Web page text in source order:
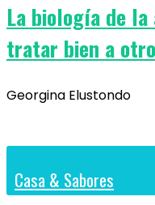
La biología de
tratar bien a
Georgina Elustondo
Casa & Sabores